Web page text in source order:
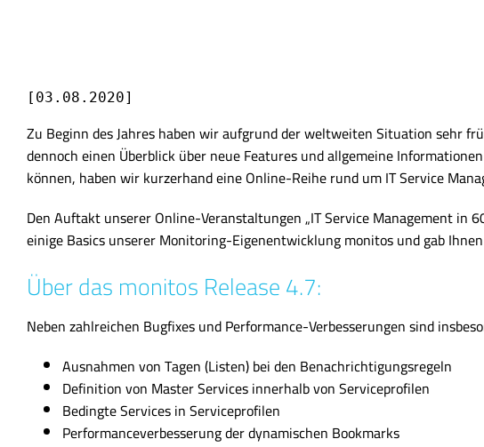
[03.08.2020]
Zu Beginn des Jahres haben wir aufgrund der weltweiten Situation sehr
dennoch einen Überblick über neue Features und allgemeine
können, haben wir kurzerhand eine Online-Reihe rund um IT Service
Den Auftakt unserer Online-Veranstaltungen „IT Service Management in
einige Basics unserer Monitoring-Eigenentwicklung monitos und gab
Über das monitos Release 4.7:
Neben zahlreichen Bugfixes und Performance-Verbesserungen sind
Ausnahmen von Tagen (Listen) bei den Benachrichtigungsregeln
Definition von Master Services innerhalb von Serviceprofilen
Bedingte Services in Serviceprofilen
Performanceverbesserung der dynamischen Bookmarks